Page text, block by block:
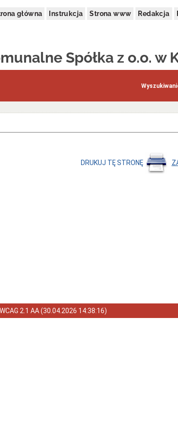
główna Instrukcja Strona www Redakcja
Spółka z o.o. w
DRUKUJ TĘ STRONĘ
2.1 AA(30.04.2026 14:38:16)